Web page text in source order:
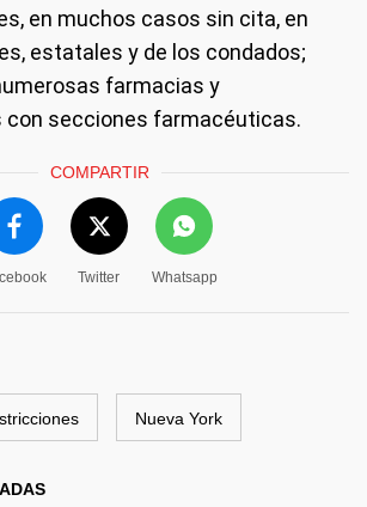
en muchos casos sin cita, en
estatales y de los condados;
farmacias y
con secciones farmacéuticas.
COMPARTIR
Twitter Whatsapp
Nueva York